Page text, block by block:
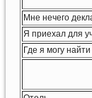
Мне нечего
Я приехал для
Где я могу